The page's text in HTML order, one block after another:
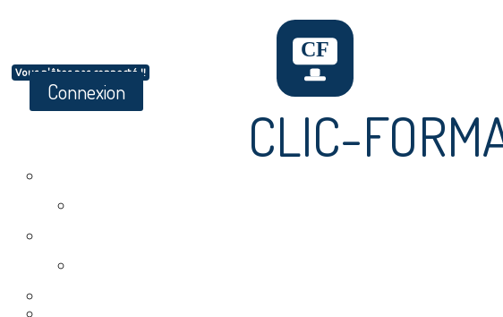
Vous n'êtes pas connecté !!
Connexion
CLIC-